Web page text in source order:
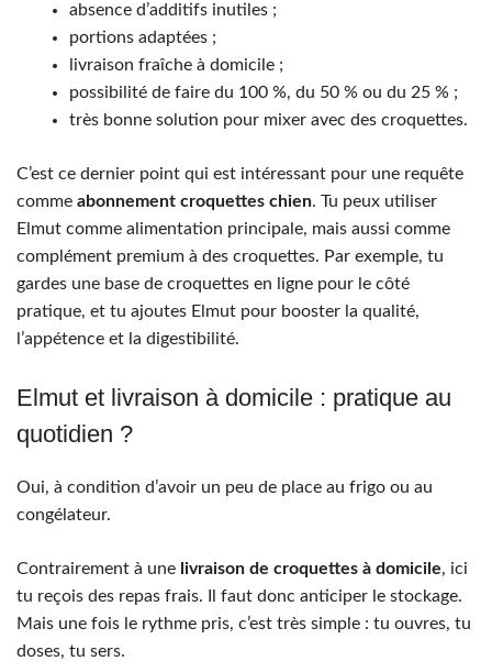
absence d’additifs inutiles ;
portions adaptées ;
livraison fraîche à domicile ;
possibilité de faire du 100 %, du 50 % ou du 25 % ;
très bonne solution pour mixer avec des croquettes.
C’est ce dernier point qui est intéressant pour une requête
comme abonnement croquettes chien. Tu peux utiliser
Elmut comme alimentation principale, mais aussi comme
complément premium à des croquettes. Par exemple, tu
gardes une base de croquettes en ligne pour le côté
pratique, et tu ajoutes Elmut pour booster la qualité,
l’appétence et la digestibilité.
Elmut et livraison à domicile : pratique au
quotidien ?
Oui, à condition d’avoir un peu de place au frigo ou au
congélateur.
Contrairement à une livraison de croquettes à domicile, ici
tu reçois des repas frais. Il faut donc anticiper le stockage.
Mais une fois le rythme pris, c’est très simple : tu ouvres, tu
doses, tu sers.